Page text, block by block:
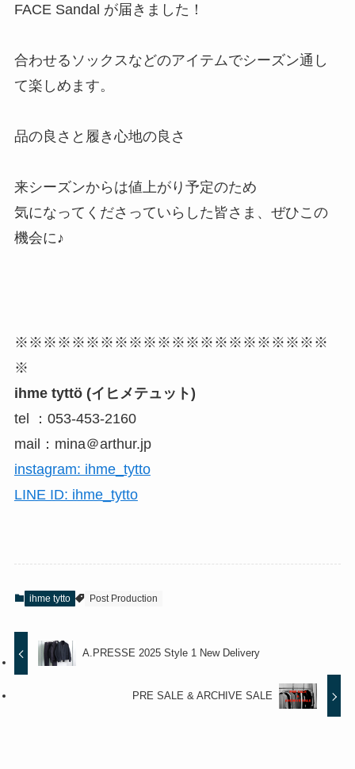
FACE Sandal が届きました！
合わせるソックスなどのアイテムでシーズン通し
て楽しめます。
品の良さと履き心地の良さ
来シーズンからは値上がり予定のため
気になってくださっていらした皆さま、ぜひこの
機会に♪
※※※※※※※※※※※※※※※※※※※※※※
※
ihme tyttö (イヒメテュット)
tel ：053-453-2160
mail：mina＠arthur.jp
instagram: ihme_tytto
LINE ID: ihme_tytto
ihme tytto Post Production
A.PRESSE 2025 Style 1 New Delivery
PRE SALE & ARCHIVE SALE